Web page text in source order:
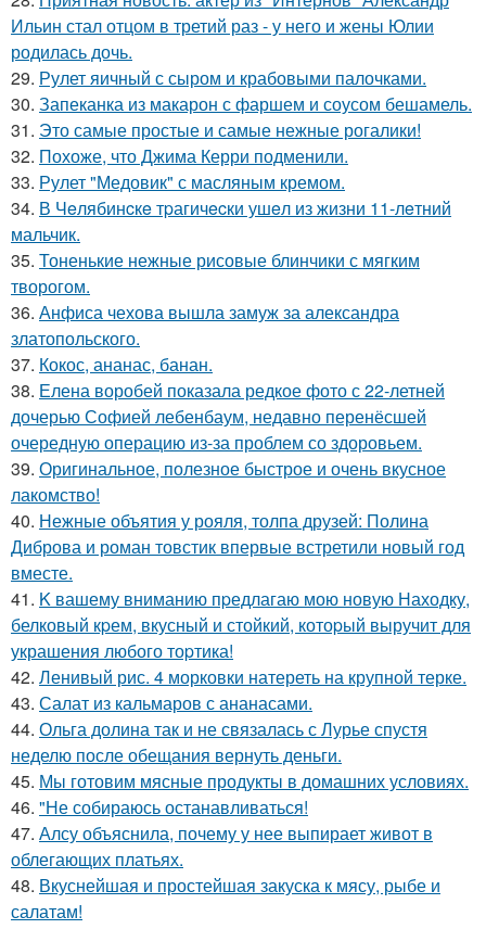
Ильин стал отцом в третий раз - у него и жены Юлии
родилась дочь.
29. Рулет яичный с сыром и крабовыми палочками.
30. Запеканка из макарон с фаршем и соусом бешамель.
31. Это самые простые и самые нежные рогалики!
32. Похоже, что Джима Керри подменили.
33. Рулет "Медовик" с масляным кремом.
34. В Чeлябинcкe тpагичecки ушeл из жизни 11-лeтний
мальчик.
35. Тоненькие нежные рисовые блинчики с мягким
творогом.
36. Анфиса чехова вышла замуж за александра
златопольского.
37. Кокос, ананас, банан.
38. Елена воробей показала редкое фото с 22-летней
дочерью Софией лебенбаум, недавно перенёсшей
очередную операцию из-за проблем со здоровьем.
39. Оригинальное, полезное быстрое и очень вкусное
лакомство!
40. Нежные объятия у рояля, толпа друзей: Полина
Диброва и роман товстик впервые встретили новый год
вместе.
41. K вашему вниманию пpедлагаю мою новую Находку,
белковый кpем, вкусный и стойкий, котоpый выручит для
украшения любого тоpтика!
42. Ленивый рис. 4 морковки натереть на крупной терке.
43. Салат из кальмаров с ананасами.
44. Ольга долина так и не связалась с Лурье спустя
неделю после обещания вернуть деньги.
45. Мы готовим мясные продукты в домашних условиях.
46. "Не собираюсь останавливаться!
47. Алсу объяснила, почему у нее выпирает живот в
облегающих платьях.
48. Вкуснейшая и простейшая закуска к мясу, рыбе и
салатам!